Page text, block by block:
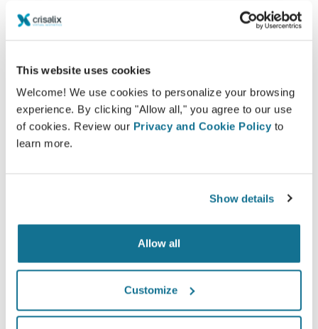
This website uses cookies
Welcome! We use cookies to personalize your browsing
experience. By clicking "Allow all," you agree to our use
of cookies. Review our Privacy and Cookie Policy to
learn more.
Show details
Allow all
Customize
Konsültasyondan sonra, Diego murillo Soliskendi
almak istediğiniz herhangi biriyle paylaşmanıza olanak
tanır.
Yeni sizi şimdi görün!
Kolay ve güvenli
Crisalix, gizliliğinizi her zaman korumaya